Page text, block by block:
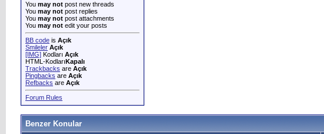
You may not post new threads
You may not post replies
You may not post attachments
You may not edit your posts
BB code is Açık
Smileler Açık
[IMG] Kodları Açık
HTML-KodlarıKapalı
Trackbacks are Açık
Pingbacks are Açık
Refbacks are Açık
Forum Rules
Benzer Konular